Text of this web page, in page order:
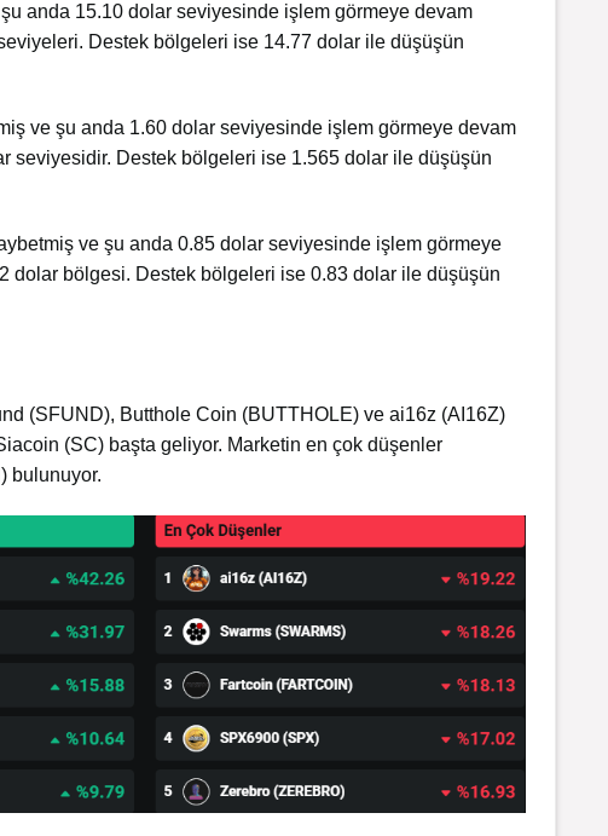
anda 15.10 dolar seviyesinde işlem görmeye devam
Destek bölgeleri ise 14.77 dolar ile düşüşün
ve şu anda 1.60 dolar seviyesinde işlem görmeye devam
seviyesidir. Destek bölgeleri ise 1.565 dolar ile düşüşün
ve şu anda 0.85 dolar seviyesinde işlem görmeye
dolar bölgesi. Destek bölgeleri ise 0.83 dolar ile düşüşün
(SFUND), Butthole Coin (BUTTHOLE) ve ai16z (AI16Z)
(SC) başta geliyor. Marketin en çok düşenler
bulunuyor.